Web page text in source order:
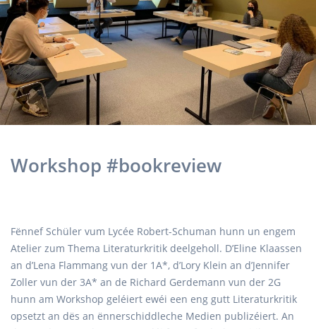
Workshop #bookreview
Fënnef Schüler vum Lycée Robert-Schuman hunn un engem
Atelier zum Thema Literaturkritik deelgeholl. D’Eline Klaassen
an d’Lena Flammang vun der 1A*, d’Lory Klein an d’Jennifer
Zoller vun der 3A* an de Richard Gerdemann vun der 2G
hunn am Workshop geléiert ewéi een eng gutt Literaturkritik
opsetzt an dës an ënnerschiddleche Medien publizéiert. An